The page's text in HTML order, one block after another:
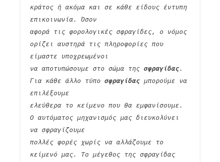
κράτος ή ακόμα και σε κάθε είδους έντυπη
επικοινωνία. Όσον
αφορά τις φορολογικές σφραγίδες, ο νόμος
ορίζει αυστηρά τις πληροφορίες που
είμαστε υποχρεωμένοι
να αποτυπώσουμε στο σώμα της σφραγίδας.
Για κάθε άλλο τύπο σφραγίδας μπορούμε να
επιλέξουμε
ελεύθερα το κείμενο που θα εμφανίσουμε.
Ο αυτόματος μηχανισμός μας διευκολύνει
να σφραγίζουμε
πολλές φορές χωρίς να αλλάζουμε το
κείμενό μας. Το μέγεθος της σφραγίδας